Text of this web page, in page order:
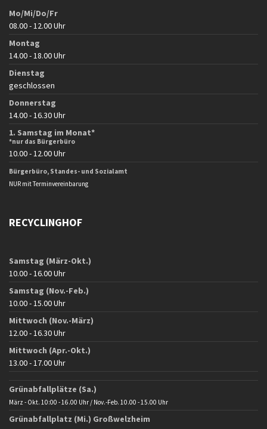
Mo/Mi/Do/Fr
08.00 - 12.00 Uhr
Montag
14.00 - 18.00 Uhr
Dienstag
geschlossen
Donnerstag
14.00 - 16.30 Uhr
1. Samstag im Monat*
*nur das Bürgerbüro
10.00 - 12.00 Uhr
Bürgerbüro, Standes- und Sozialamt
NUR mit Terminvereinbarung
RECYCLINGHOF
Samstag (März-Okt.)
10.00 - 16.00 Uhr
Samstag (Nov.-Feb.)
10.00 - 15.00 Uhr
Mittwoch (Nov.-März)
12.00 - 16.30 Uhr
Mittwoch (Apr.-Okt.)
13.00 - 17.00 Uhr
Grünabfallplätze (Sa.)
März - Okt. 10:00 - 16.00 Uhr / Nov.-Feb. 10.00 - 15.00 Uhr
Grünabfallplatz (Mi.) Großwelzheim